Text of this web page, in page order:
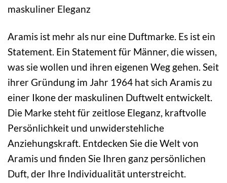
maskuliner Eleganz
Aramis ist mehr als nur eine Duftmarke. Es ist ein
Statement. Ein Statement für Männer, die wissen,
was sie wollen und ihren eigenen Weg gehen. Seit
ihrer Gründung im Jahr 1964 hat sich Aramis zu
einer Ikone der maskulinen Duftwelt entwickelt.
Die Marke steht für zeitlose Eleganz, kraftvolle
Persönlichkeit und unwiderstehliche
Anziehungskraft. Entdecken Sie die Welt von
Aramis und finden Sie Ihren ganz persönlichen
Duft, der Ihre Individualität unterstreicht.